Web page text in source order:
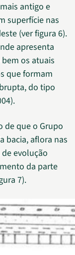
antigo e
superfície nas
(ver figura 6).
apresenta
os atuais
que formam
do tipo
de que o Grupo
bacia, aflora nas
evolução
da parte
7).